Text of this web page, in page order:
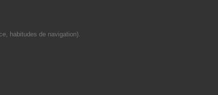
habitudes de navigation).